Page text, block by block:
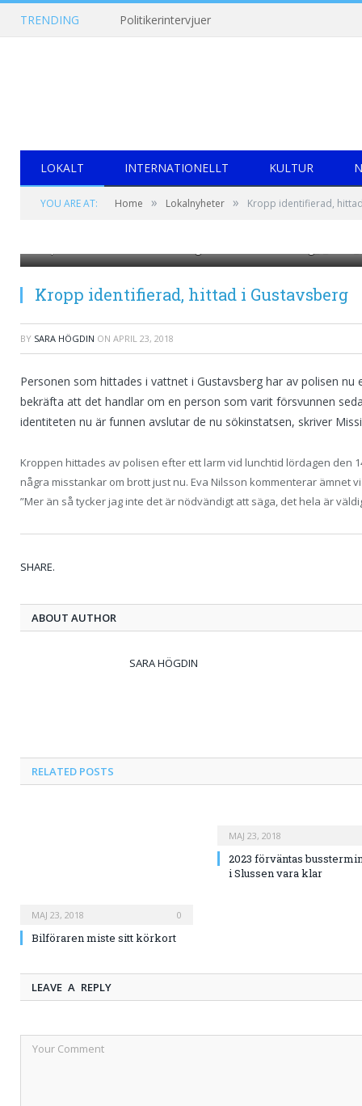
TRENDING Politikerintervjuer
LOKALT INTERNATIONELLT KULTUR
YOU ARE AT: Home » Lokalnyheter » Kropp identifierad,
Kropp identifierad, hittad i Gustavsberg
BY SARA HÖGDIN ON APRIL 23, 2018
Personen som hittades i vattnet i Gustavsberg har av polisen nu
bekräfta att det handlar om en person som varit försvunnen
identiteten nu är funnen avslutar de nu sökinstatsen, skriver
Kroppen hittades av polisen efter ett larm vid lunchtid lördagen den
några misstankar om brott just nu. Eva Nilsson kommenterar ämnet
”Mer än så tycker jag inte det är nödvändigt att säga, det hela är
SHARE.
ABOUT AUTHOR
SARA HÖGDIN
RELATED POSTS
MAJ 23, 2018 0
Bilföraren miste sitt körkort
MAJ 23, 2018
2023 förväntas
i Slussen vara klar
LEAVE A REPLY